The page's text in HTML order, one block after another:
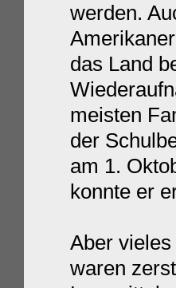
werden.
das Land
meisten
der
am 1.
konnte er
Aber
waren